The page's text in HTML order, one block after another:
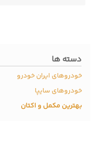
ها
ایران خودرو
سایپا
مکمل و اکتان